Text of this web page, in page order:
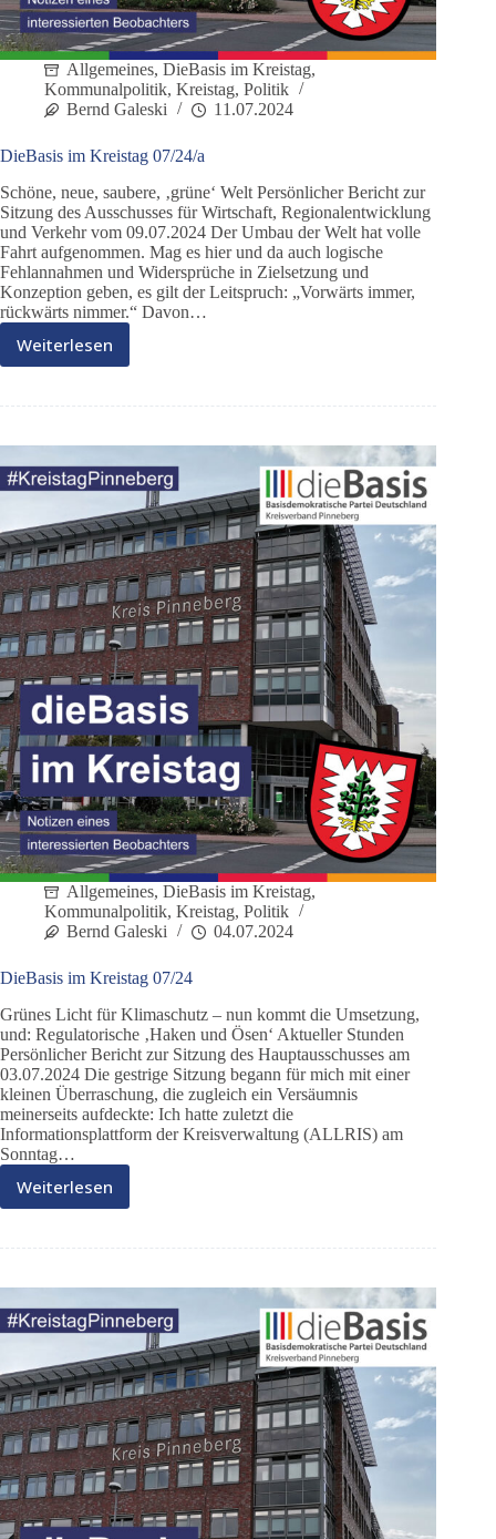
Allgemeines, DieBasis im Kreistag,
Kommunalpolitik, Kreistag, Politik
Bernd Galeski
11.07.2024
DieBasis im Kreistag 07/24/a
Schöne, neue, saubere, ‚grüne‘ Welt Persönlicher Bericht zur
Sitzung des Ausschusses für Wirtschaft, Regionalentwicklung
und Verkehr vom 09.07.2024 Der Umbau der Welt hat volle
Fahrt aufgenommen. Mag es hier und da auch logische
Fehlannahmen und Widersprüche in Zielsetzung und
Konzeption geben, es gilt der Leitspruch: „Vorwärts immer,
rückwärts nimmer.“ Davon…
Weiterlesen
DieBasis
Allgemeines, DieBasis im Kreistag,
Kommunalpolitik, Kreistag, Politik
Bernd Galeski
04.07.2024
DieBasis im Kreistag 07/24
Grünes Licht für Klimaschutz – nun kommt die Umsetzung,
und: Regulatorische ‚Haken und Ösen‘ Aktueller Stunden
Persönlicher Bericht zur Sitzung des Hauptausschusses am
03.07.2024 Die gestrige Sitzung begann für mich mit einer
kleinen Überraschung, die zugleich ein Versäumnis
meinerseits aufdeckte: Ich hatte zuletzt die
Informationsplattform der Kreisverwaltung (ALLRIS) am
Sonntag…
Weiterlesen
DieBasis